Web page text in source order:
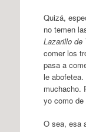
Quizá,
no temen
Lazarillo de
comer los
pasa a
le
muchacho.
yo como
O sea, esa